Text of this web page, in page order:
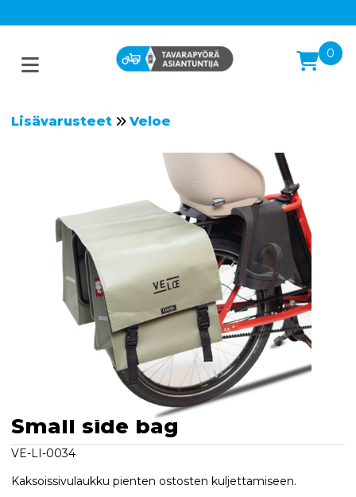
0
Lisävarusteet Veloe
Small side bag
VE-LI-0034
Kaksoissivulaukku pienten ostosten kuljettamiseen.